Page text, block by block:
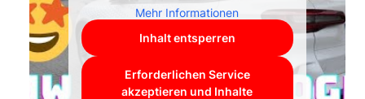
Mehr Informationen
Inhalt entsperren
Erforderlichen Service
akzeptieren und Inhalte